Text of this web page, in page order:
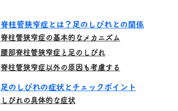
脊柱管狭窄症とは？足のしびれとの関係
脊柱管狭窄症の基本的なメカニズム
腰部脊柱管狭窄症と足のしびれ
脊柱管狭窄症以外の原因も考慮する
足のしびれの症状とチェックポイント
しびれの具体的な症状